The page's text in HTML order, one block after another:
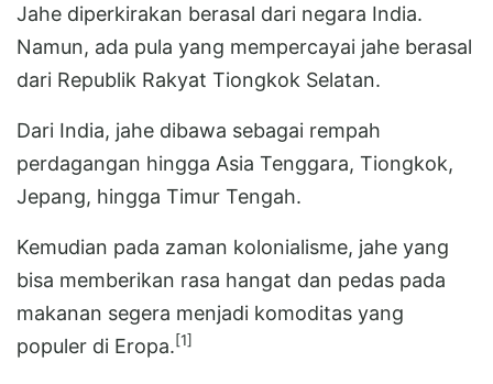
Jahe diperkirakan berasal dari negara India.
Namun, ada pula yang mempercayai jahe berasal
dari Republik Rakyat Tiongkok Selatan.
Dari India, jahe dibawa sebagai rempah
perdagangan hingga Asia Tenggara, Tiongkok,
Jepang, hingga Timur Tengah.
Kemudian pada zaman kolonialisme, jahe yang
bisa memberikan rasa hangat dan pedas pada
makanan segera menjadi komoditas yang
populer di Eropa.[1]